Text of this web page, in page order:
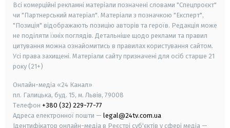
Всі комерційні рекламні матеріали позначені словами "Спецпроєкт"
чи "Партнерський матеріал". Матеріали з позначкою "Експерт",
"Позиція" відображають позицію авторів та героїв. Редакція може
не поділяти їхніх поглядів. Детальніше щодо реклами та правил
цитування можна ознайомитись в правилах користування сайтом.
Усі права захищені. Матеріали сайту призначені для осіб старше 21
року (21+)
Онлайн-медіа «24 Канал»
пл. Галицька, буд. 15, м. Львів, 79008
Телефон +380 (32) 229-77-77
Адреса електронної пошти — legal@24tv.com.ua
Ідентифікатор онлайн-медіа в Реєстрі суб'єктів у сфері медіа —